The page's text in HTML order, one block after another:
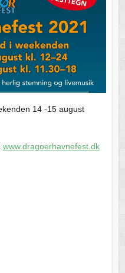
14 -15 august
www.dragoerhavnefest.dk